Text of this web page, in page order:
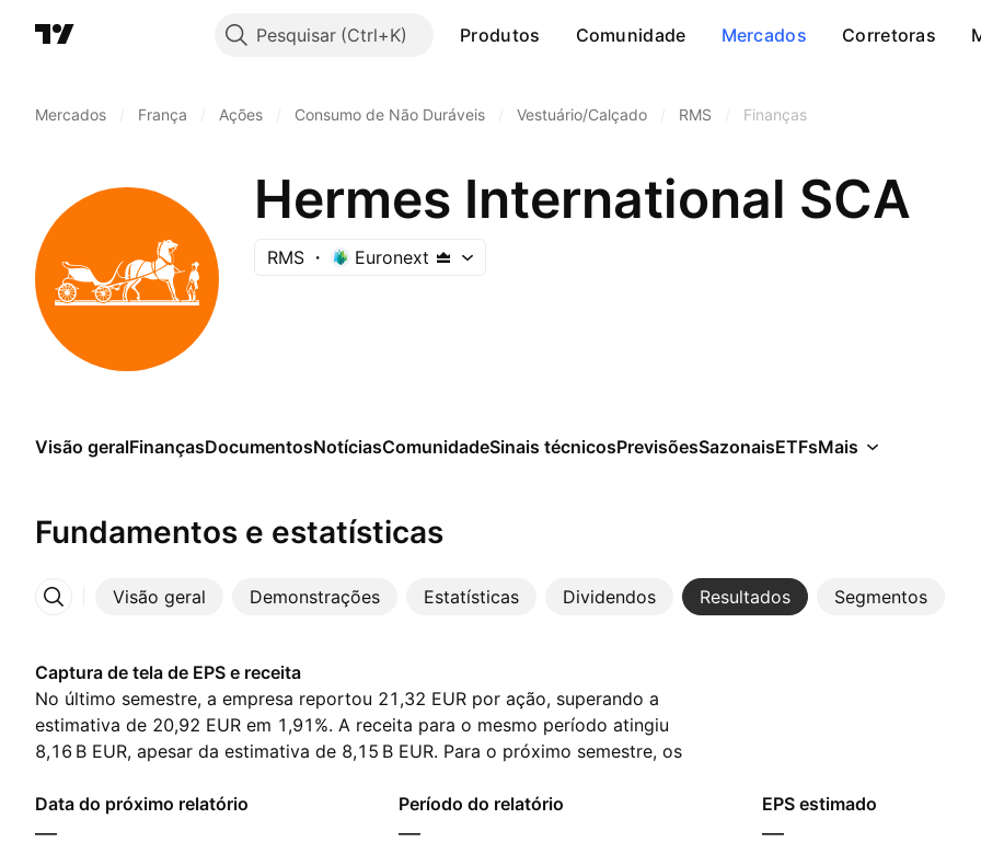
Pesquisar Produtos Comunidade Mercados Corretoras
Mercados França Ações Consumo de Não Duráveis Vestuário/Calçado RMS Finanças
Hermes International SCA
RMS Euronext
Visão geralFinançasDocumentosNotíciasComunidadeSinais técnicosPrevisõesSazonaisETFsMais
Fundamentos e estatísticas
Visão geral Demonstrações Estatísticas Dividendos Resultados Segmentos
Mais
Captura de tela de EPS e receita
No último semestre, a empresa reportou 21,32 EUR por ação, superando a
estimativa de 20,92 EUR em 1,91%. A receita para o mesmo período atingiu
‪8,16 B‬ EUR, apesar da estimativa de ‪8,15 B‬ EUR. Para o próximo semestre, os
Data do próximo relatório
—
Período do relatório
—
EPS estimado
—